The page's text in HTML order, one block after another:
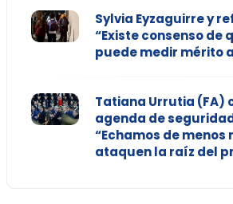
Sylvia Eyzaguirre y
“Existe consenso de
puede medir mérito
Tatiana Urrutia (FA)
agenda de
“Echamos de menos
ataquen la raíz del